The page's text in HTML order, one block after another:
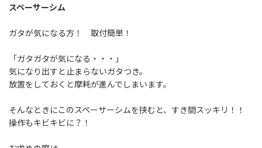
スペーサーシム
ガタが気になる方！ 取付簡単！
「ガタガタが気になる・・・」
気になり出すと止まらないガタつき。
放置をしておくと摩耗が進んでしまいます。
そんなときにこのスペーサーシムを挟むと、すき間スッキリ！！
操作もキビキビに？！